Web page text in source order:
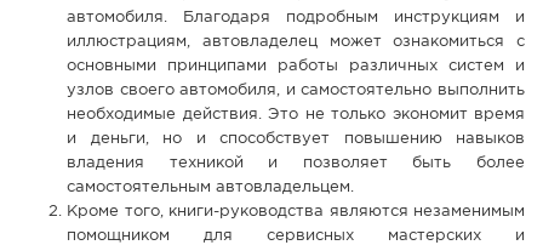
автомобиля. Благодаря подробным инструкциям и
иллюстрациям, автовладелец может ознакомиться с
основными принципами работы различных систем и
узлов своего автомобиля, и самостоятельно выполнить
необходимые действия. Это не только экономит время
и деньги, но и способствует повышению навыков
владения техникой и позволяет быть более
самостоятельным автовладельцем.
Кроме того, книги-руководства являются незаменимым
помощником для сервисных мастерских и